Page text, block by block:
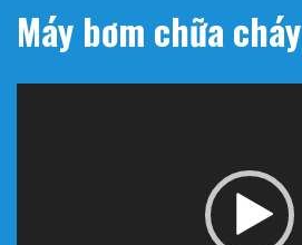
Máy bơm chữa cháy